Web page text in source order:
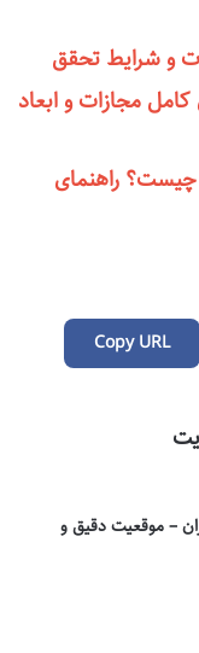
و شرایط تحقق
مجازات و ابعاد
چیست؟ راهنمای
Copy URL
– موقعیت دقیق و